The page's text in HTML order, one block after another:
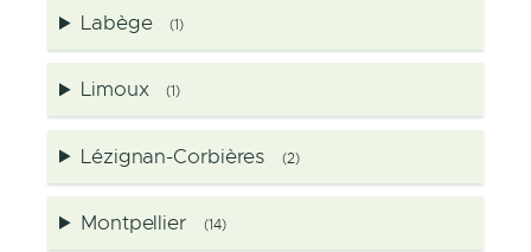
Labège (1)
Limoux (1)
Lézignan-Corbières (2)
Montpellier (14)